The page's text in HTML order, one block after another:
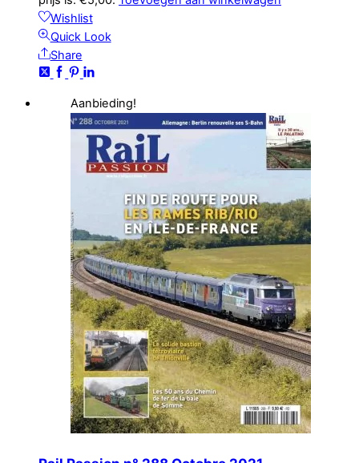
Wishlist
Quick Look
Share
Aanbieding!